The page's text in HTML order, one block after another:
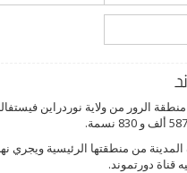
الرور من ولاية نوردراين
من منطقتها الرئيسية ويجري
قناة دورتموند.